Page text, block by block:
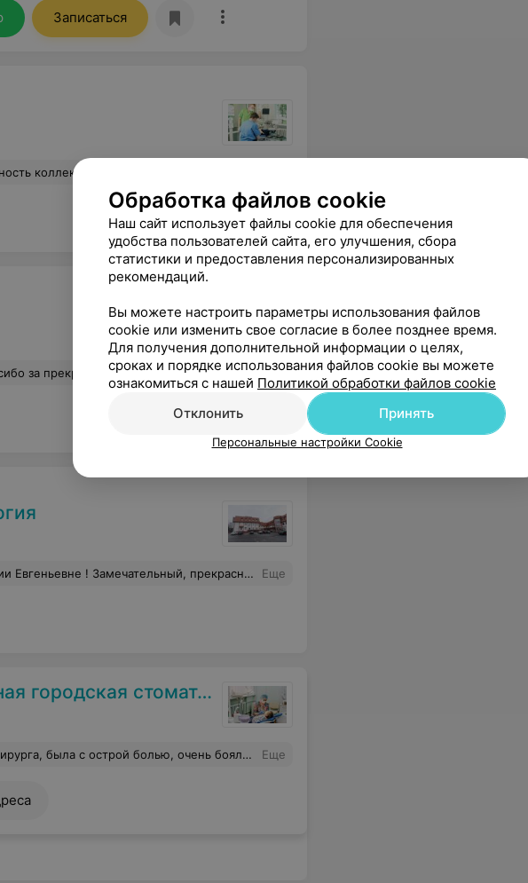
Записаться
Очень хотелось бы, чтобы многие Учреждения здравоохранения с государственной формой собственности собственности, приблизили качество оказания медицинских услуг к качеству клиники Боброва. Идите к Боброву и будете здоровы!
доброту и тепло! А подарки, которые вручают после лечениям малышам вызывают восторг не только у крох, но и их родителей. Вы еще и отличный психолог, помимо стоматолога от Бога! Еще
с большой буквы! Прекрасный, добрый, чуткий и отзывчивый человек ! Огромное спасибо за отношение и прекрасную работу ! Еще
поликлиника
очень боялась, удаление прошло безболезненно. Спасибо Вам огромное! Еще
Обработка файлов cookie
Наш сайт использует файлы cookie для обеспечения
удобства пользователей сайта, его улучшения, сбора
статистики и предоставления персонализированных
рекомендаций.
Вы можете настроить параметры использования файлов
cookie или изменить свое согласие в более позднее время.
Для получения дополнительной информации о целях,
сроках и порядке использования файлов cookie вы можете
ознакомиться с нашей Политикой обработки файлов cookie
Отклонить
Принять
Персональные настройки Cookie